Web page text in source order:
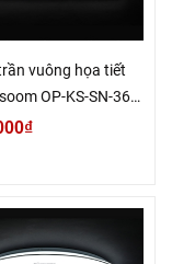
vuông họa tiết
OP-KS-SN-36-